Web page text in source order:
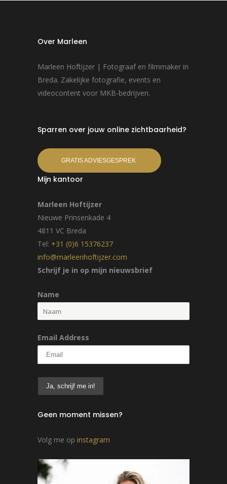
Over Marleen
Marleen Hoftijzer | Fotograaf en filmmaker in
Breda. Zakelijke fotografie, events en
videocontent voor MKB-bedrijven.
Sparren over jouw online zichtbaarheid?
GRATIS ADVIESGESPREK
Mijn kantoor
Marleen Hoftijzer
Nieuwe Prinsenkade 4
4811 VC Breda
Tel: +31 (0)6 15376237
info@marleenhoftijzer.com
Schrijf je in op mijn nieuwsbrief
Name
Email Address
Geen moment missen?
Volg me op instagram